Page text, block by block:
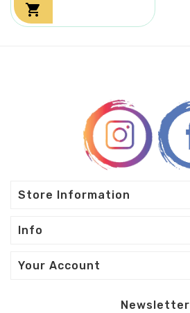

Store Information
Info
Your Account
Newsletter